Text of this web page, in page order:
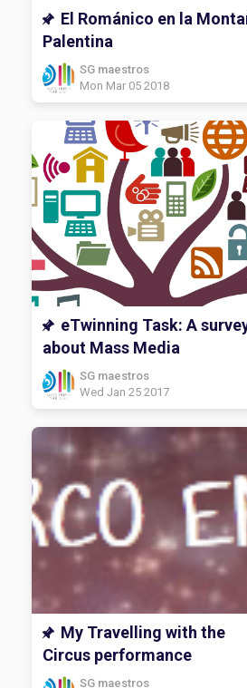
lengua y vídeo.Infografía de
CCSS.Mapa de
matemáticas.Infografía de
inglés.Infografía de CCNN.Lema
francés.DIARIO DE
proyecto?¿Qué te gustaría
ver?¿Cómo has aprendido a lo
del proyecto?¿Qué te gustaría
conocer más sobre el
tema? Gracias por leerme.Hasta
luego.
El Románico en la
Palentina
SG maestros
Mon Mar 05 2018
eTwinning Task: A
about Mass Media
SG maestros
Wed Jan 25 2017
My Travelling with the
Circus performance
SG maestros